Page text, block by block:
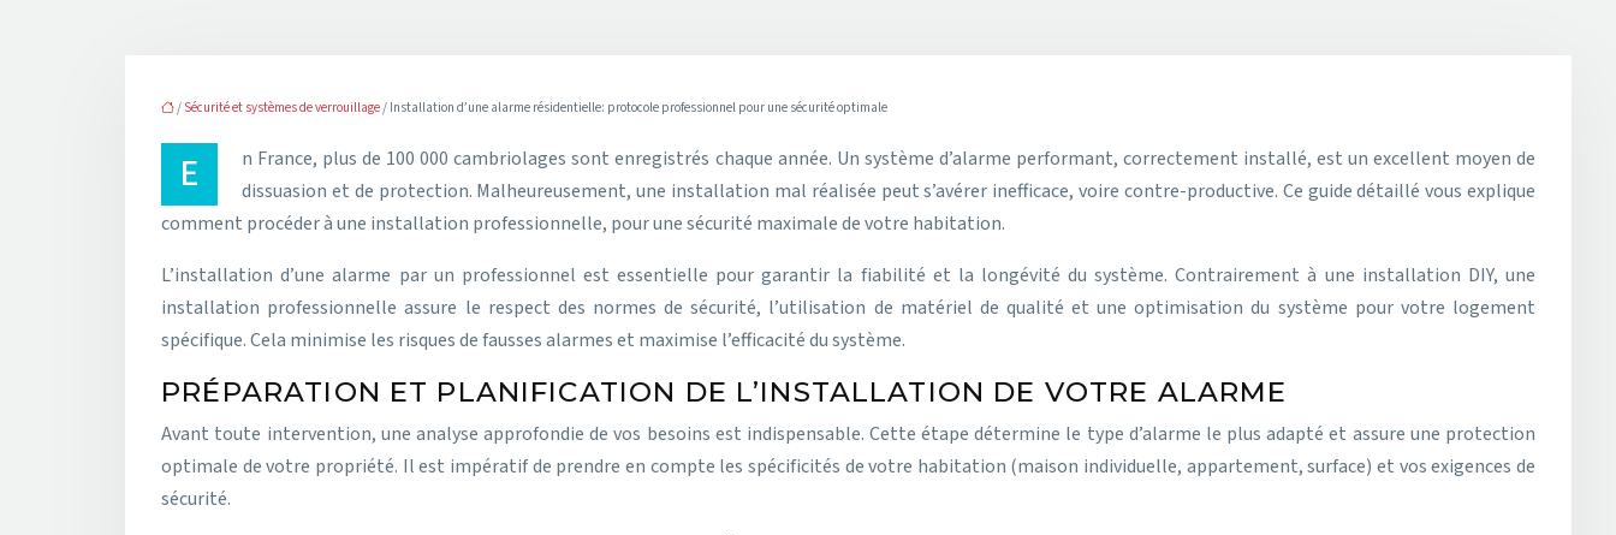
/ Sécurité et systèmes de verrouillage/ Installation d’une alarme résidentielle: protocole professionnel pour une sécurité optimale
En France, plus de 100 000 cambriolages sont enregistrés chaque année. Un système d’alarme performant, correctement installé, est un excellent moyen de
dissuasion et de protection. Malheureusement, une installation mal réalisée peut s’avérer inefficace, voire contre-productive. Ce guide détaillé vous explique
comment procéder à une installation professionnelle, pour une sécurité maximale de votre habitation.
L’installation d’une alarme par un professionnel est essentielle pour garantir la fiabilité et la longévité du système. Contrairement à une installation DIY, une
installation professionnelle assure le respect des normes de sécurité, l’utilisation de matériel de qualité et une optimisation du système pour votre logement
spécifique. Cela minimise les risques de fausses alarmes et maximise l’efficacité du système.
PRÉPARATION ET PLANIFICATION DE L’INSTALLATION DE VOTRE ALARME
Avant toute intervention, une analyse approfondie de vos besoins est indispensable. Cette étape détermine le type d’alarme le plus adapté et assure une protection
optimale de votre propriété. Il est impératif de prendre en compte les spécificités de votre habitation (maison individuelle, appartement, surface) et vos exigences de
sécurité.